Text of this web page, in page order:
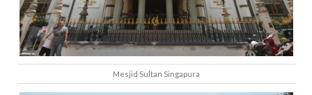
Mesjid Sultan Singapura